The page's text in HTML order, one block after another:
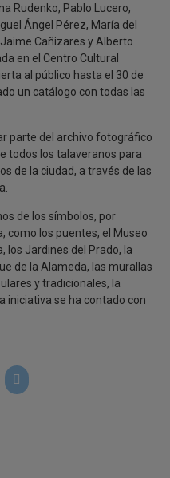
Rudenko, Pablo Lucero,
Ángel Pérez, María del
Cañizares y Alberto
en el Centro Cultural
al público hasta el 30 de
un catálogo con todas las
parte del archivo fotográfico
todos los talaveranos para
de la ciudad, a través de las
de los símbolos, por
como los puentes, el Museo
los Jardines del Prado, la
de la Alameda, las murallas
y tradicionales, la
iniciativa se ha contado con